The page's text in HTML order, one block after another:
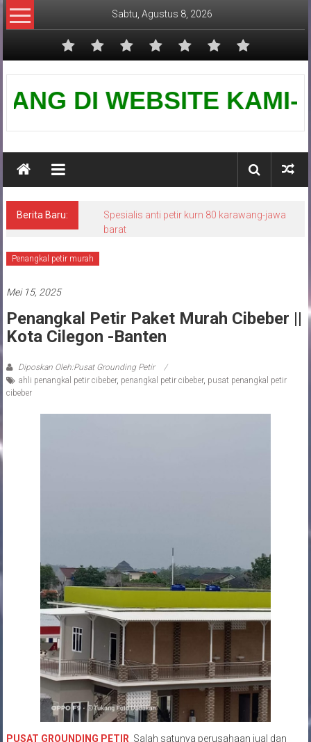
Lompat
ke
Sabtu, Agustus 8, 2026
Pusat
GroundingDI WEBSITE
Berita Baru:
Spesialis anti petir kurn 80 karawang-jawa
barat
Penangkal petir murah
Mei 15, 2025
Penangkal Petir Paket Murah Cibeber ||
Kota Cilegon -banten
Diposkan Oleh:Pusat Grounding Petir
ahli penangkal petir cibeber, penangkal petir cibeber, pusat penangkal petir
cibeber
PUSAT GROUNDING PETIR Salah satunya perusahaan jual dan